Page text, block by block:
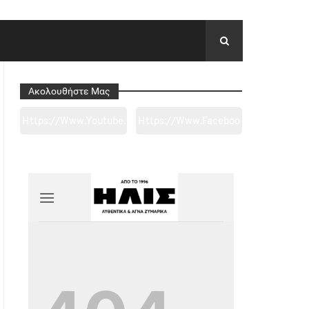
Ακολουθήστε Μας
2ge3sheyTkgpAkeBan
Ref=pages_you_mana